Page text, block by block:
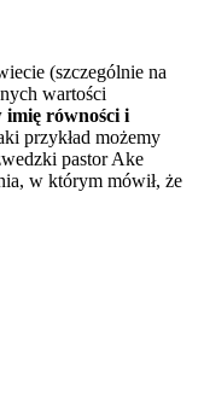
(szczególnie na
wartości
imię równości i
przykład możemy
pastor Ake
w którym mówił, że